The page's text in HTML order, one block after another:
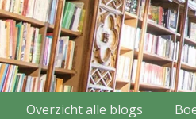
Menu
Overzicht alle blogs